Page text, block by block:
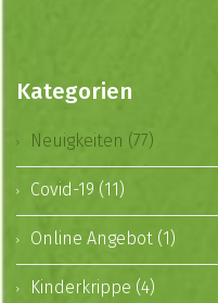
Kategorien
Neuigkeiten (77)
Covid-19 (11)
Online Angebot (1)
Kinderkrippe (4)